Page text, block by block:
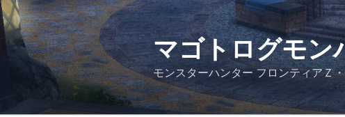
コ
ン
テ
マゴトログモン
モンスターハンター フロンティアＺ